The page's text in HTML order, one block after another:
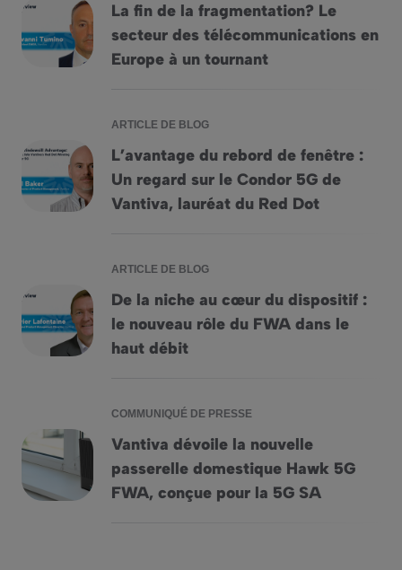
La fin de la fragmentation? Le
secteur des télécommunications en
Europe à un tournant
La fin de la fragmentation? Le secteur des
ARTICLE DE BLOG
L’avantage du rebord de fenêtre :
Un regard sur le Condor 5G de
Vantiva, lauréat du Red Dot
L&rsquo;avantage du rebord de fenêtre : Un regard sur le
ARTICLE DE BLOG
De la niche au cœur du dispositif :
le nouveau rôle du FWA dans le
haut débit
De la niche au cœur du dispositif : le nouveau rôle du FWA
COMMUNIQUÉ DE PRESSE
Vantiva dévoile la nouvelle
passerelle domestique Hawk 5G
FWA, conçue pour la 5G SA
Vantiva dévoile la nouvelle passerelle domestique Hawk